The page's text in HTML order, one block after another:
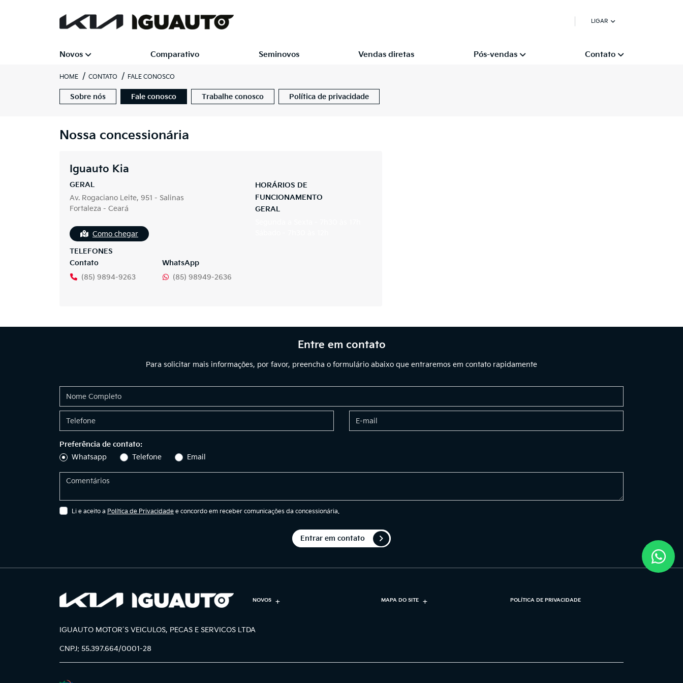
LIGAR
Novos Comparativo Seminovos Vendas diretas Pós-vendas Contato
HOME CONTATO FALE CONOSCO
Sobre nós Fale conosco Trabalhe conosco Política de privacidade
Nossa concessionária
Iguauto Kia
GERAL
Av. Rogaciano Leite, 951 - Salinas
Fortaleza - Ceará
Como chegar
TELEFONES
Contato
(85) 9894-9263
WhatsApp
(85) 98949-2636
HORÁRIOS DE
FUNCIONAMENTO
GERAL
Entre em contato
Para solicitar mais informações, por favor, preencha o formulário abaixo que entraremos em contato rapidamente
Preferência de contato:
Whatsapp
Telefone Email
Li e aceito a Política de Privacidade e concordo em receber comunicações da concessionária.
Entrar em contato
NOVOS MAPA DO SITE POLÍTICA DE PRIVACIDADE
IGUAUTO MOTOR´S VEICULOS, PECAS E SERVICOS LTDA
CNPJ: 55.397.664/0001-28